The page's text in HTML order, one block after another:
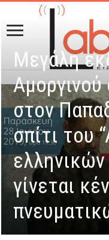
Μεγάλη
στον
σπίτι του
γίνεται